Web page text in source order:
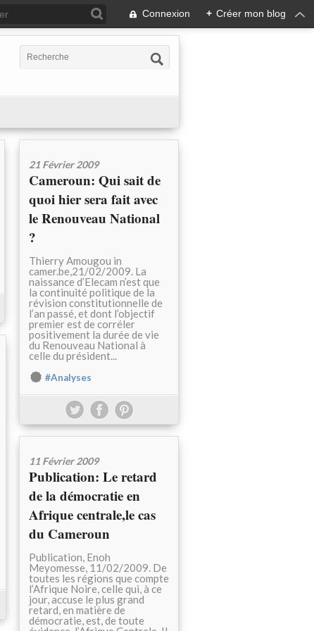
Connexion + Créer mon blog
21 Février 2009
Cameroun: Qui sait de
quoi hier sera fait avec
le Renouveau National
?
Thierry Amougou in
camer.be,21/02/2009. La
naissance d’Elecam n’est que
la continuité politique de la
révision constitutionnelle de
l’an passé, et dont l’objectif
premier est de corréler
positivement la durée de vie
du Renouveau National à
celle du président...
#Analyses
11 Février 2009
Publication: Le retard
de la démocratie en
Afrique centrale,le cas
du Cameroun
Publication, Enoh
Meyomesse, 11/02/2009. De
toutes les régions que compte
l’Afrique Noire, celle qui, à ce
jour, accuse le plus grand
retard, en matière de
démocratie, est, de toute